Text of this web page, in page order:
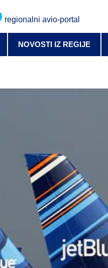
regionalni avio-portal
NOVOSTI IZ REGIJE